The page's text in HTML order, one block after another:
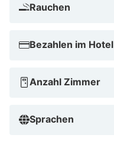
Rauchen
Bezahlen im Hotel
Anzahl Zimmer
Sprachen